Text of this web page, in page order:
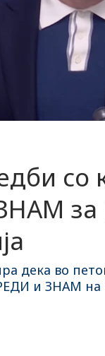
со
за
дека во
и ЗНАМ на